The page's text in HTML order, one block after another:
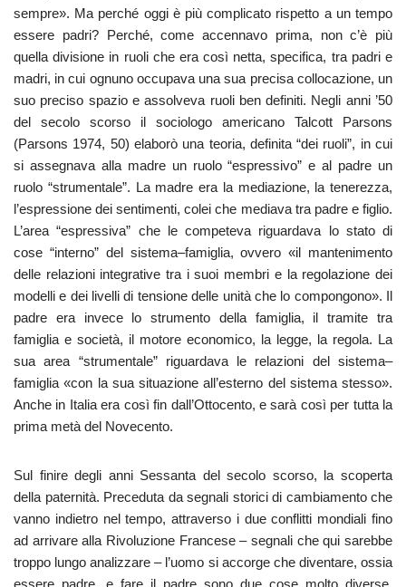
sempre». Ma perché oggi è più complicato rispetto a un tempo
essere padri? Perché, come accennavo prima, non c’è più
quella divisione in ruoli che era così netta, specifica, tra padri e
madri, in cui ognuno occupava una sua precisa collocazione, un
suo preciso spazio e assolveva ruoli ben definiti. Negli anni ’50
del secolo scorso il sociologo americano Talcott Parsons
(Parsons 1974, 50) elaborò una teoria, definita “dei ruoli”, in cui
si assegnava alla madre un ruolo “espressivo” e al padre un
ruolo “strumentale”. La madre era la mediazione, la tenerezza,
l’espressione dei sentimenti, colei che mediava tra padre e figlio.
L’area “espressiva” che le competeva riguardava lo stato di
cose “interno” del sistema–famiglia, ovvero «il mantenimento
delle relazioni integrative tra i suoi membri e la regolazione dei
modelli e dei livelli di tensione delle unità che lo compongono». Il
padre era invece lo strumento della famiglia, il tramite tra
famiglia e società, il motore economico, la legge, la regola. La
sua area “strumentale” riguardava le relazioni del sistema–
famiglia «con la sua situazione all’esterno del sistema stesso».
Anche in Italia era così fin dall’Ottocento, e sarà così per tutta la
prima metà del Novecento.
Sul finire degli anni Sessanta del secolo scorso, la scoperta
della paternità. Preceduta da segnali storici di cambiamento che
vanno indietro nel tempo, attraverso i due conflitti mondiali fino
ad arrivare alla Rivoluzione Francese – segnali che qui sarebbe
troppo lungo analizzare – l’uomo si accorge che diventare, ossia
essere padre, e fare il padre sono due cose molto diverse.